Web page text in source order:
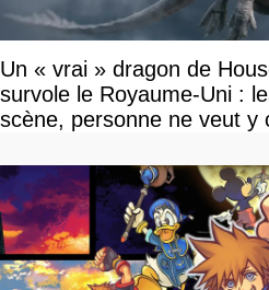
Un « vrai » dragon de
survole le Royaume-Uni :
scène, personne ne veut y